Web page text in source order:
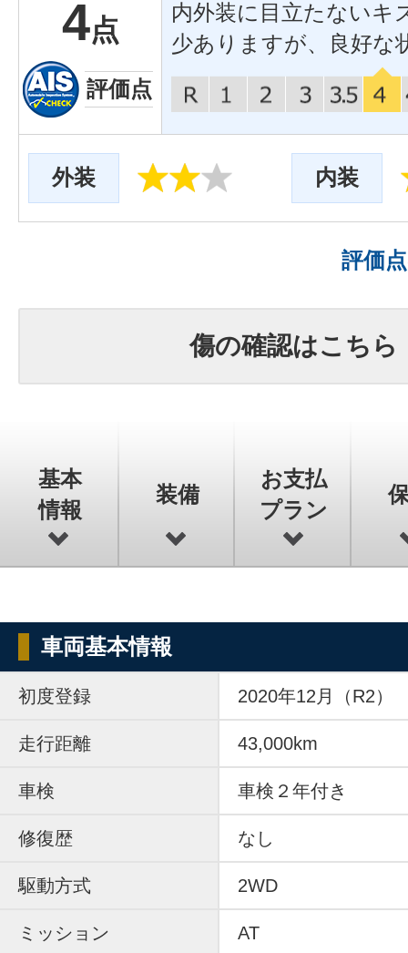
4点
評価点
内外装に目立たないキ
少ありますが、良好な
外装 内装
評価
傷の確認はこちら
基本
情報
装備
お支払
プラン
車両基本情報
初度登録 2020年12月（R2）
走行距離 43,000km
車検 車検２年付き
修復歴 なし
駆動方式 2WD
ミッション AT